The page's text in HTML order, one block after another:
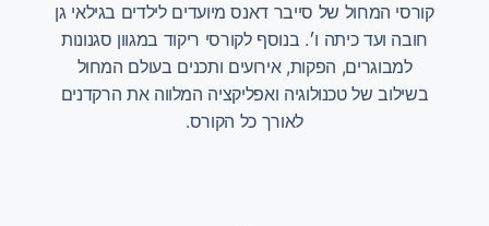
קורסי המחול של סייבר דאנס מיועדים לילדים בגילאי גן
חובה ועד כיתה ו׳. בנוסף לקורסי ריקוד במגוון סגנונות
למבוגרים, הפקות, אירועים ותכנים בעולם המחול
בשילוב של טכנולוגיה ואפליקציה המלווה את הרקדנים
לאורך כל הקורס.